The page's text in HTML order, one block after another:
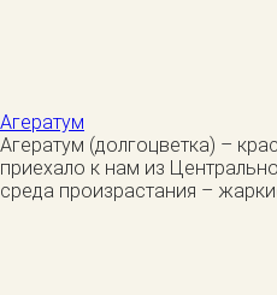
Агератум
Агератум (долгоцветка) –
приехало к нам из
среда произрастания –